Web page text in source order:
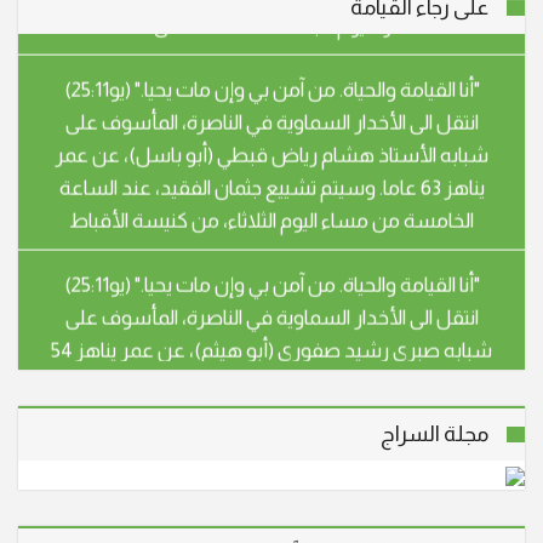
على رجاء القيامة
"أنا القيامة والحياة. من آمن بي وإن مات يحيا." (يو25:11)
انتقل الى الأخدار السماوية في الناصرة، المأسوف على
شبابه الأستاذ هشام رياض قبطي (أبو باسل)، عن عمر
يناهز 63 عاما. وسيتم تشييع جثمان الفقيد، عند الساعة
الخامسة من مساء اليوم الثلاثاء، من كنيسة الأقباط
"أنا القيامة والحياة. من آمن بي وإن مات يحيا." (يو25:11)
انتقل الى الأخدار السماوية في الناصرة، المأسوف على
شبابه صبري رشيد صفوري (أبو هيثم)، عن عمر يناهز 54
عاما. سيشيع جثمان الفقيد، يوم غد الثلاثاء الموافق
28.4.26 الساعة الثالثة بعد الظهر، من قاعة بندكتو
شبابها سهير عزيز خوري – اسطفان (أم جوني) عن عمر
ناهز الـ 59 عاما، وسيتم تشييع جثمانها إلى مثواه الأخير اليوم
مجلة السراج